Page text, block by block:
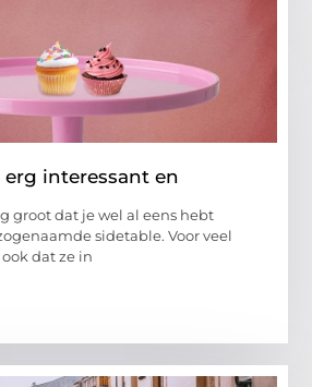
erg interessant en
groot dat je wel al eens hebt
sidetable. Voor veel
dat ze in